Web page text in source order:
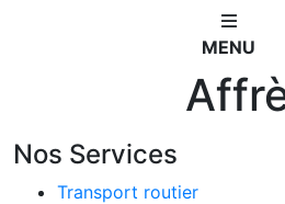
MENU
Nos Services
Transport routier